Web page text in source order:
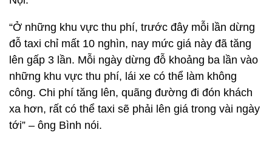
“Ở những khu vực thu phí, trước đây mỗi lần dừng
đỗ taxi chỉ mất 10 nghìn, nay mức giá này đã tăng
lên gấp 3 lần. Mỗi ngày dừng đỗ khoảng ba lần vào
những khu vực thu phí, lái xe có thể làm không
công. Chi phí tăng lên, quãng đường đi đón khách
xa hơn, rất có thể taxi sẽ phải lên giá trong vài ngày
tới” – ông Bình nói.